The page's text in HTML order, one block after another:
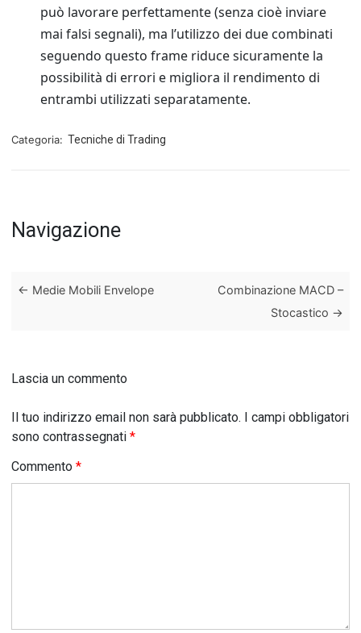
può lavorare perfettamente (senza cioè inviare
mai falsi segnali), ma l’utilizzo dei due combinati
seguendo questo frame riduce sicuramente la
possibilità di errori e migliora il rendimento di
entrambi utilizzati separatamente.
Categoria: Tecniche di Trading
Navigazione
← Medie Mobili Envelope
Combinazione MACD –
Stocastico →
Lascia un commento
Il tuo indirizzo email non sarà pubblicato. I campi obbligatori
sono contrassegnati *
Commento *